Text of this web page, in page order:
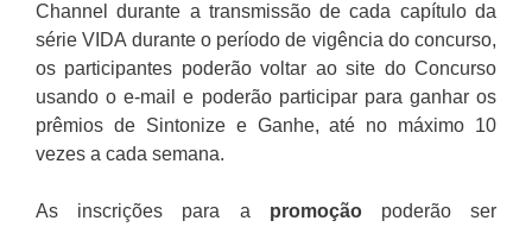
Channel durante a transmissão de cada capítulo da
série VIDA durante o período de vigência do concurso,
os participantes poderão voltar ao site do Concurso
usando o e-mail e poderão participar para ganhar os
prêmios de Sintonize e Ganhe, até no máximo 10
vezes a cada semana.
As inscrições para a promoçãopoderão ser